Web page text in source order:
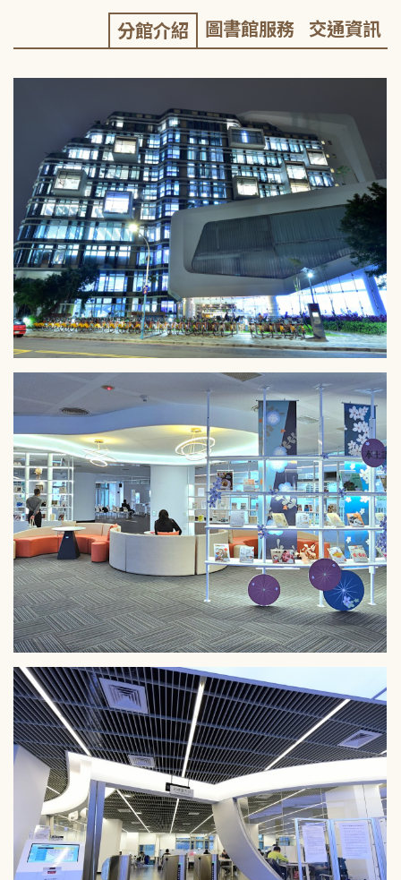
分館介紹 圖書館服務 交通資訊